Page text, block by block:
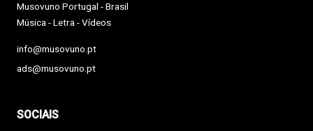
Musovuno Portugal - Brasil
Música - Letra - Vídeos
info@musovuno.pt
ads@musovuno.pt
SOCIAIS